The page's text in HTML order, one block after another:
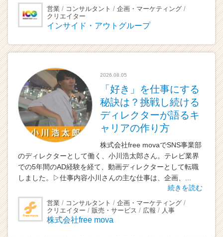
営業 コンサルタント
企画・マーケティング
クリエイター
インサイド・アウトグループ
2026.08.05
「好き」を仕事にする
秘訣は？挑戦し続ける
ディレクターが語るキ
ャリアの作り方
株式会社free movaでSNS事業部
のディレクターとして働く、小川浩太郎さん。テレビ業界
での5年間のAD経験を経て、動画ディレクターとして転職
しました。▷仕事内容小川さんの主な仕事は、企画、...
続きを読む
営業 コンサルタント
企画・マーケティング
クリエイター
販売・サービス 広報 人事
株式会社free mova